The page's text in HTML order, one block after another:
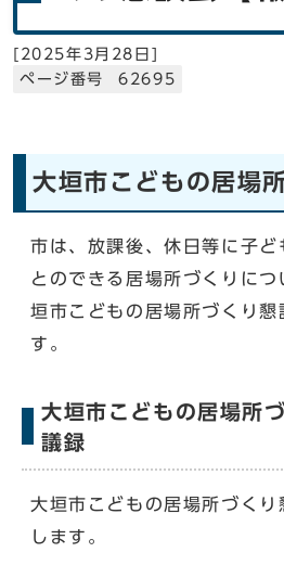
[ 2025年3月28日 ]
ページ番号 62695
大垣市こどもの居場
市は、放課後、休日等に子ど
とのできる居場所づくりに
垣市こどもの居場所づくり懇
す。
大垣市こどもの居場所
議録
大垣市こどもの居場所づくり
します。